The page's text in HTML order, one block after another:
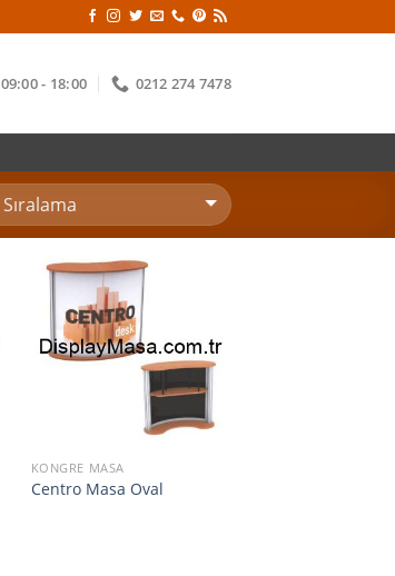
09:00 - 18:00 0212 274 7478
KONGRE MASA
Centro Masa Oval